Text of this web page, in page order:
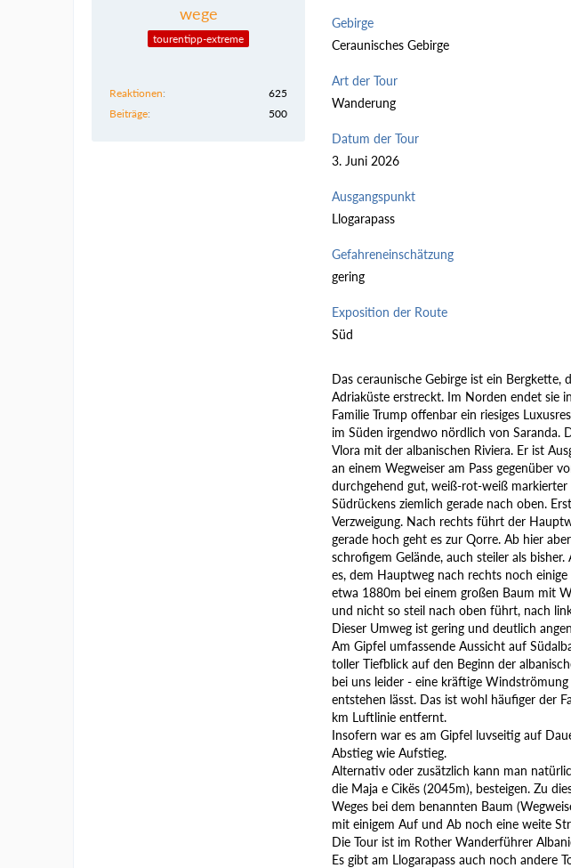
wege
tourentipp-extreme
Reaktionen
625
Beiträge
500
Gebirge
Ceraunisches Gebirge
Art der Tour
Wanderung
Datum der Tour
3. Juni 2026
Ausgangspunkt
Llogarapass
Gefahreneinschätzung
gering
Exposition der Route
Süd
Das ceraunische Gebirge ist ein Bergkette,
Adriaküste erstreckt. Im Norden endet sie
Familie Trump offenbar ein riesiges
im Süden irgendwo nördlich von Saranda.
Vlora mit der albanischen Riviera. Er ist
an einem Wegweiser am Pass gegenüber
durchgehend gut, weiß-rot-weiß
Südrückens ziemlich gerade nach oben.
Verzweigung. Nach rechts führt der
gerade hoch geht es zur Qorre. Ab hier
schrofigem Gelände, auch steiler als
es, dem Hauptweg nach rechts noch
etwa 1880m bei einem großen Baum mit
und nicht so steil nach oben führt, nach
Dieser Umweg ist gering und deutlich
Am Gipfel umfassende Aussicht auf
toller Tiefblick auf den Beginn der
bei uns leider - eine kräftige
entstehen lässt. Das ist wohl häufiger der
km Luftlinie entfernt.
Insofern war es am Gipfel luvseitig auf
Abstieg wie Aufstieg.
Alternativ oder zusätzlich kann man
die Maja e Cikës (2045m), besteigen. Zu
Weges bei dem benannten Baum
mit einigem Auf und Ab noch eine weite
Die Tour ist im Rother Wanderführer
Es gibt am Llogarapass auch noch andere